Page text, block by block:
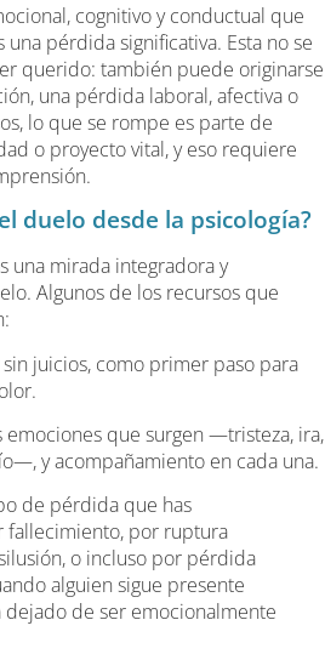
cognitivo y conductual que
una pérdida significativa. Esta no se
querido: también puede originarse
una pérdida laboral, afectiva o
lo que se rompe es parte de
o proyecto vital, y eso requiere
duelo desde la psicología?
una mirada integradora y
Algunos de los recursos que
juicios, como primer paso para
emociones que surgen —tristeza, ira,
y acompañamiento en cada una.
de pérdida que has
fallecimiento, por ruptura
o incluso por pérdida
alguien sigue presente
de ser emocionalmente